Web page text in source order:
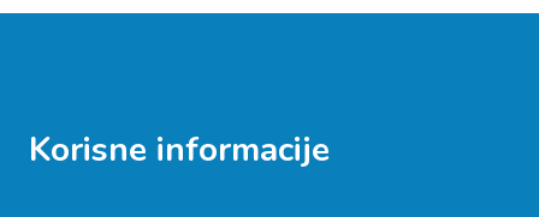
Korisne informacije